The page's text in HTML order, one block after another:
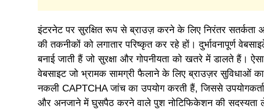
इंटरनेट पर सुरक्षित रूप से ब्राउज़ करने के लिए निरंतर
की तकनीकों को लगातार परिष्कृत कर रहे हों। दुर्भावनापूर्ण
बनाई जाती हैं जो सुरक्षा और गोपनीयता को खतरे में डालते हैं।
वेबसाइट जो भ्रामक सामग्री फैलाने के लिए ब्राउज़र सुविधाओं
नकली CAPTCHA जांच का उपयोग करती हैं, जिससे
और अनजाने में घुसपैठ करने वाले पुश नोटिफिकेशन की सदस्यता